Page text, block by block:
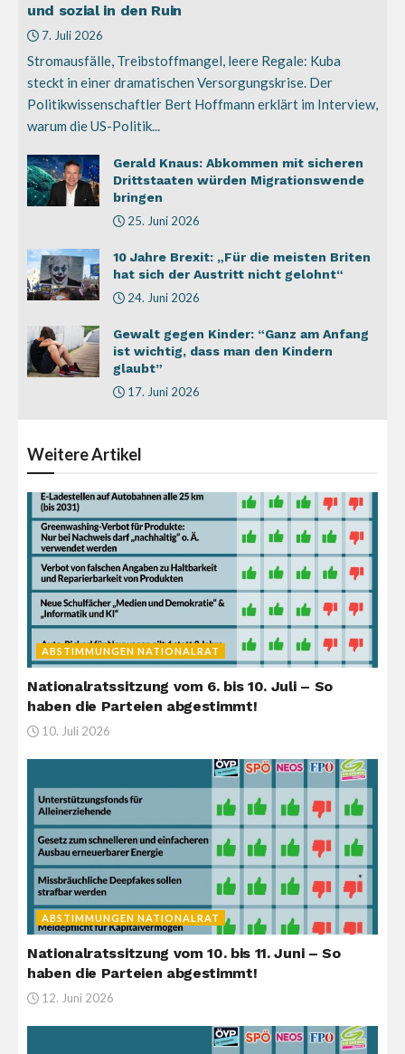
und sozial in den Ruin
7. Juli 2026
Stromausfälle, Treibstoffmangel, leere Regale: Kuba
steckt in einer dramatischen Versorgungskrise. Der
Politikwissenschaftler Bert Hoffmann erklärt im Interview,
warum die US-Politik...
Gerald Knaus: Abkommen mit sicheren
Drittstaaten würden Migrationswende
bringen
25. Juni 2026
10 Jahre Brexit: „Für die meisten Briten
hat sich der Austritt nicht gelohnt“
24. Juni 2026
Gewalt gegen Kinder: “Ganz am Anfang
ist wichtig, dass man den Kindern
glaubt”
17. Juni 2026
WeitereArtikel
ABSTIMMUNGEN NATIONALRAT
Nationalratssitzung vom 6. bis 10. Juli – So
haben die Parteien abgestimmt!
10. Juli 2026
ABSTIMMUNGEN NATIONALRAT
Nationalratssitzung vom 10. bis 11. Juni – So
haben die Parteien abgestimmt!
12. Juni 2026